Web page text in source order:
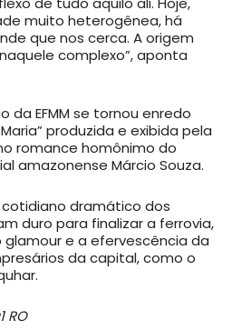
muito heterogênea, há
que nos cerca. A origem
complexo”, aponta
da EFMM se tornou enredo
produzida e exibida pela
romance homônimo do
amazonense Márcio Souza.
dramático dos
duro para finalizar a ferrovia,
e a efervescência da
da capital, como o
RO